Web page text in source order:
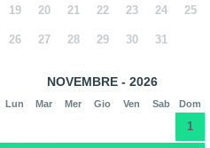
19 20 21 22 23 24 25
26 27 28 29 30 31
NOVEMBRE - 2026
Lun Mar Mer Gio Ven Sab Dom
1